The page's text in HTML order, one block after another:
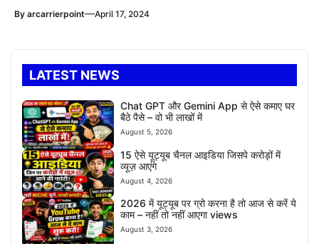
By arcarrierpoint—April 17, 2024
LATEST NEWS
Chat GPT और Gemini App से ऐसे कमाए घर
बैठे पैसे – वो भी लाखों में
August 5, 2026
15 ऐसे यूट्यूब चैनल आइडिया जिसपे करोड़ों में
व्यूज़ आएंगे
August 4, 2026
2026 में यूट्यूब पर ग्रो करना है तो आज से करें ये
काम – नहीं तो नहीं आएगा views
August 3, 2026